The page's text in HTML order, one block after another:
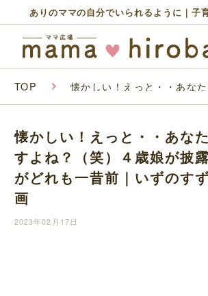
ありのママの自分でいられるように｜子
TOP 懐かしい！えっと・・あな
昔前｜いずのすずみの育児
懐かしい！えっと・・あな
すよね？（笑）４歳娘が披
がどれも一昔前｜いずのす
画
2023年02月17日